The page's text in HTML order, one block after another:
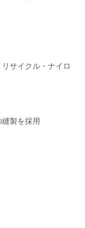
サイクル・ナイロ
製を採用